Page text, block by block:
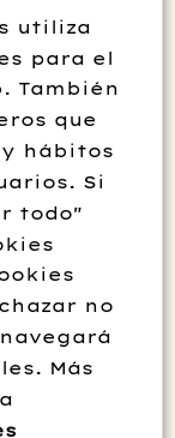
utiliza
para el
También
que
hábitos
Si
todo"
no
Más